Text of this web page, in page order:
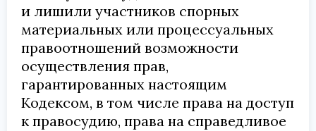
и лишили участников спорных
материальных или процессуальных
правоотношений возможности
осуществления прав,
гарантированных настоящим
Кодексом, в том числе права на доступ
к правосудию, права на справедливое